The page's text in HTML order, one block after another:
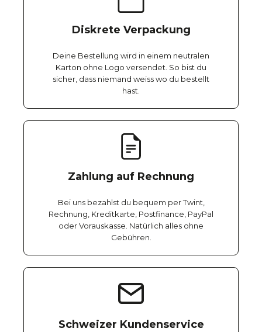
Diskrete Verpackung
Deine Bestellung wird in einem neutralen
Karton ohne Logo versendet. So bist du
sicher, dass niemand weiss wo du bestellt
hast.
Zahlung auf Rechnung
Bei uns bezahlst du bequem per Twint,
Rechnung, Kreditkarte, Postfinance, PayPal
oder Vorauskasse. Natürlich alles ohne
Gebühren.
Schweizer Kundenservice